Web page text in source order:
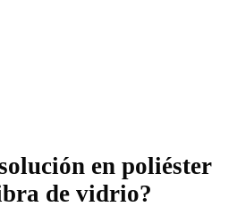
en poliéster
de vidrio?